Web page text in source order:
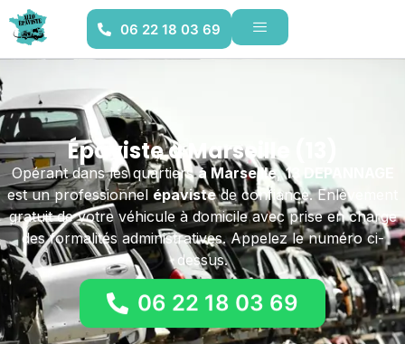
06 22 18 03 69
Épaviste à Marseille (13)
Opérant dans les quartiersà Marseille,13 DEPANNAGE
est un professionnel épavistede confiance. Enlèvement
gratuit de votre véhicule à domicile avec prise en charge
des formalités administratives. Appelez le numéro ci-
dessus.
06 22 18 03 69